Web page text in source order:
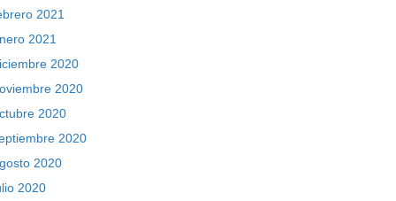
2021
2021
2020
2020
2020
2020
2020
2020